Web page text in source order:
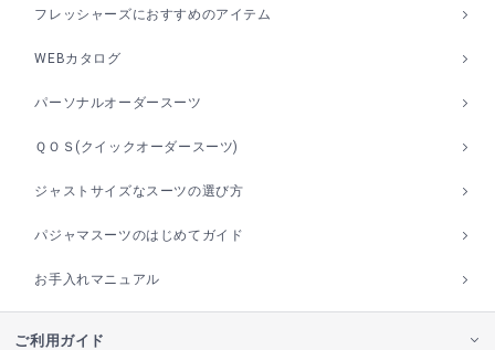
フレッシャーズにおすすめのアイテム
WEBカタログ
パーソナルオーダースーツ
ＱＯＳ(クイックオーダースーツ)
ジャストサイズなスーツの選び方
パジャマスーツのはじめてガイド
お手入れマニュアル
ご利用ガイド